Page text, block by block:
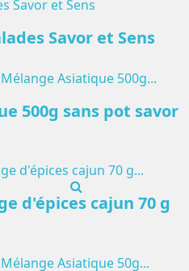
Savor et Sens
500g sans pot savor
d'épices cajun 70 g